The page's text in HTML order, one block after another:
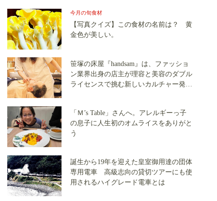
今月の旬食材
【写真クイズ】この食材の名前は？ 黄
金色が美しい。
笹塚の床屋『handsam』は、ファッショ
ン業界出身の店主が理容と美容のダブル
ライセンスで挑む新しいカルチャー発信
「Ｍ’s Table」さんへ。アレルギーっ子
の息子に人生初のオムライスをありがと
う
誕生から19年を迎えた皇室御用達の団体
専用電車 高級志向の貸切ツアーにも使
用されるハイグレード電車とは